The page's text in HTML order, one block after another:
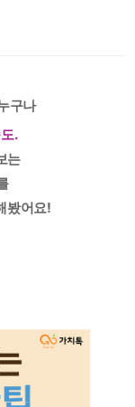
구나
.
는
봤어요!